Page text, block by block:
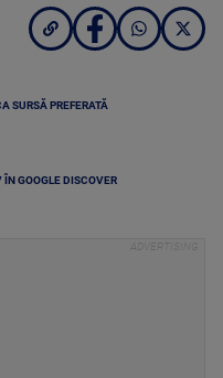
SURSĂ PREFERATĂ
ÎN GOOGLE DISCOVER